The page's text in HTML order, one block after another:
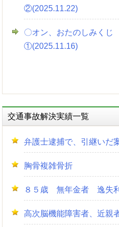
②(2025.11.22)
〇オン、おたのしみく
①(2025.11.16)
交通事故解決実績一覧
弁護士逮捕で、引継いだ
胸骨複雑骨折
８５歳 無年金者 逸失
高次脳機能障害者、近親